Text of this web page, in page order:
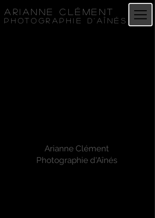
Arianne Clément
Photographie d'aînés
Arianne Clément
Photographie d'Aînés